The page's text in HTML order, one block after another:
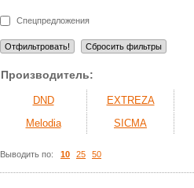
Спецпредложения
Производитель:
DND EXTREZA
Melodia
SICMA
Выводить по: 10 25 50